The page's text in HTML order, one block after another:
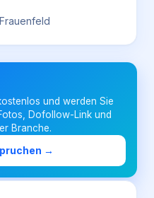
und werden Sie
Dofollow-Link und
Branche.
→